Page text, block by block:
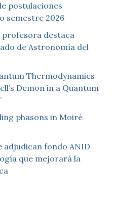
postulaciones
semestre 2026
profesora destaca
de Astronomía del
Thermodynamics
Demon in a Quantum
phasons in Moiré
adjudican fondo ANID
que mejorará la